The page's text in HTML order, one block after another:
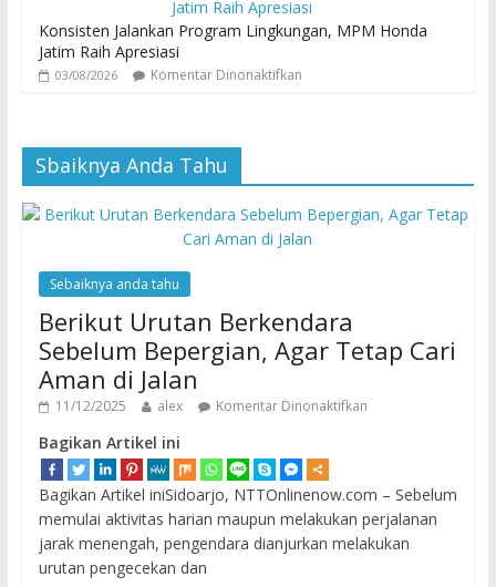
Konsisten Jalankan Program Lingkungan, MPM Honda
Jatim Raih Apresiasi
03/08/2026 Komentar Dinonaktifkan
Sbaiknya Anda Tahu
Sebaiknya anda tahu
Berikut Urutan Berkendara
Sebelum Bepergian, Agar Tetap Cari
Aman di Jalan
11/12/2025 alex Komentar Dinonaktifkan
Bagikan Artikel ini
Bagikan Artikel iniSidoarjo, NTTOnlinenow.com – Sebelum
memulai aktivitas harian maupun melakukan perjalanan
jarak menengah, pengendara dianjurkan melakukan
urutan pengecekan dan